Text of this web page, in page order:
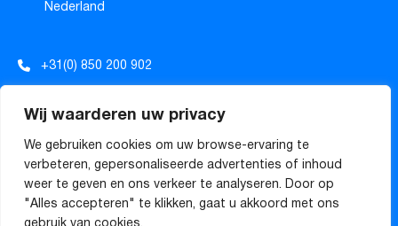
Wij waarderen uw privacy
We gebruiken cookies om uw browse-ervaring te
verbeteren, gepersonaliseerde advertenties of inhoud
weer te geven en ons verkeer te analyseren. Door op
"Alles accepteren" te klikken, gaat u akkoord met ons
Nederland
+31(0) 850 200 902
Algemene voorwaarden